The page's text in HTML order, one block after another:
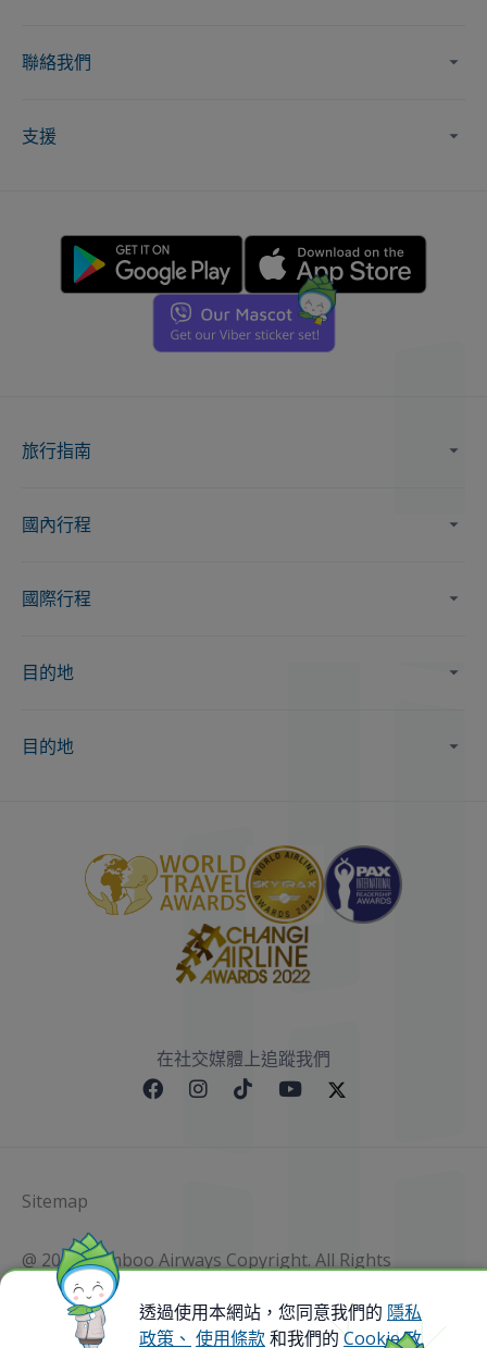
聯絡我們
支援
旅行指南
國內行程
國際行程
目的地
目的地
在社交媒體上追蹤我們
Sitemap
@ 2023 Bamboo Airways Copyright. All Rights
Reserved.
Business Registration Code: 010786737
透過使用本網站，您同意我們的 隱私
政策、 使用條款和我們的Cookie 政